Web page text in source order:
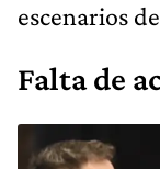
escenarios
Falta de